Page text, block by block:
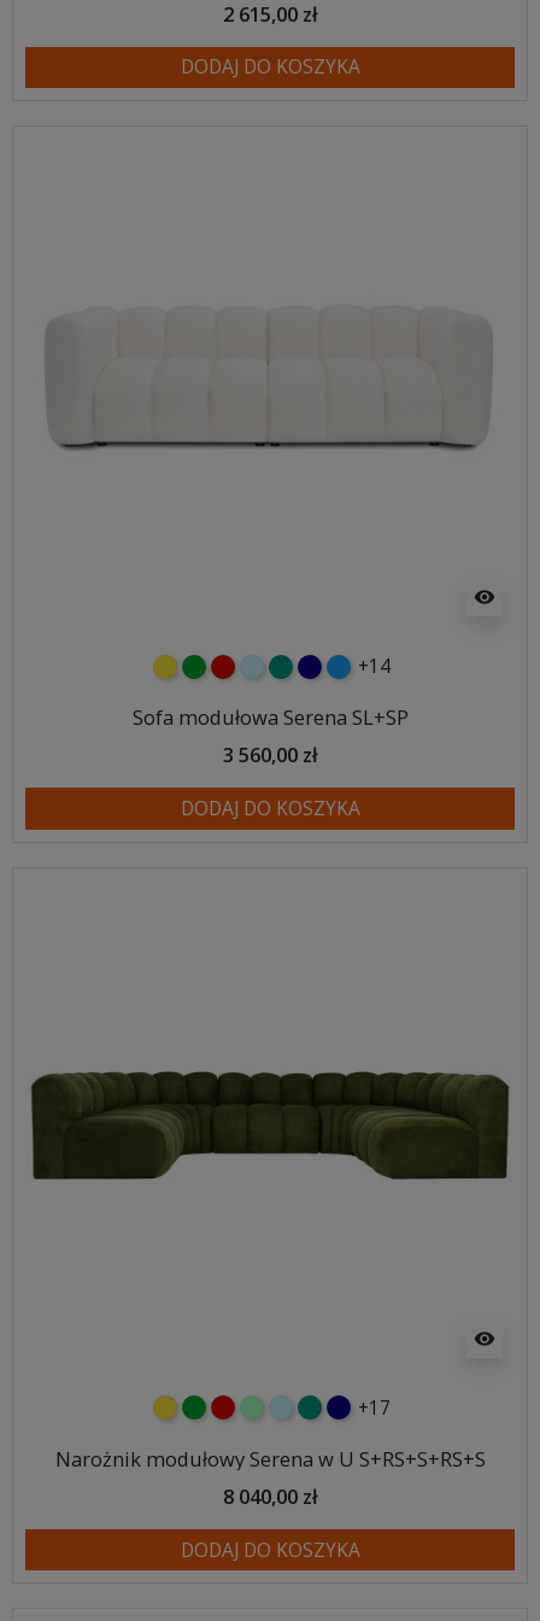
2 615,00 zł
DODAJ DO KOSZYKA
visibility
żółtyzielonyczerwony
błękitnyturkusowy
granatowy
niebieski
+14
Sofa modułowa Serena SL+SP
3 560,00 zł
DODAJ DO KOSZYKA
visibility
żółtyzielonyczerwony
miętowybłękitnyturkusowy
granatowy
+17
Narożnik modułowy Serena w U S+RS+S+RS+S
8 040,00 zł
DODAJ DO KOSZYKA